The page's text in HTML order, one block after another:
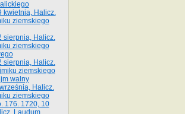
kwietnia, Halicz.
ziemskiego
sierpnia, Halicz.
ziemskiego
sierpnia, Halicz.
ziemskiego
walny
Halicz.
ziemskiego
176. 1720, 10
Laudum